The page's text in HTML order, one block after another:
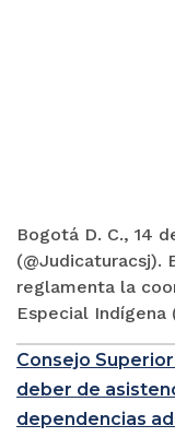
Bogotá D. C., 14
(@Judicaturacsj).
reglamenta la
Especial Indígena
Consejo
deber de
dependencias